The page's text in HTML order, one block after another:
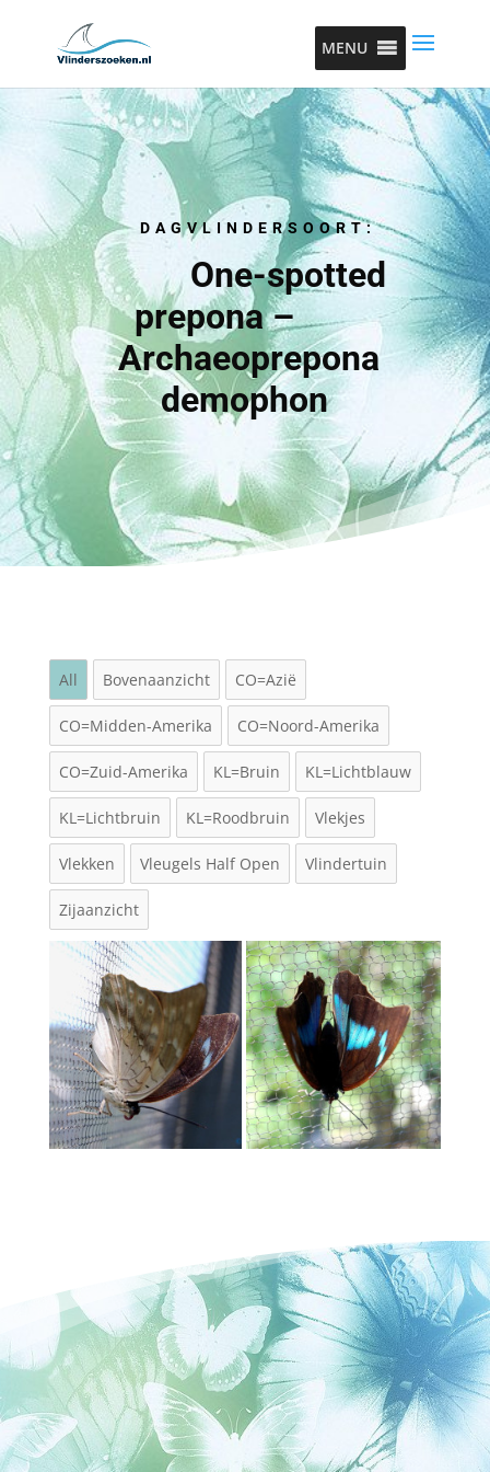
MENU
DAGVLINDERSOORT:
One-spotted
prepona –
Archaeoprepona
demophon
All Bovenaanzicht CO=Azië
CO=Midden-Amerika CO=Noord-Amerika
CO=Zuid-Amerika KL=Bruin KL=Lichtblauw
KL=Lichtbruin KL=Roodbruin Vlekjes
Vlekken Vleugels Half Open Vlindertuin
Zijaanzicht